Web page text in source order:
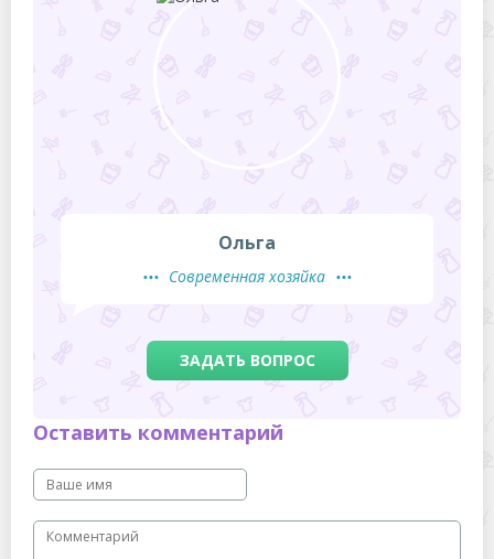
Ольга
Современная хозяйка
ЗАДАТЬ ВОПРОС
Оставить комментарий